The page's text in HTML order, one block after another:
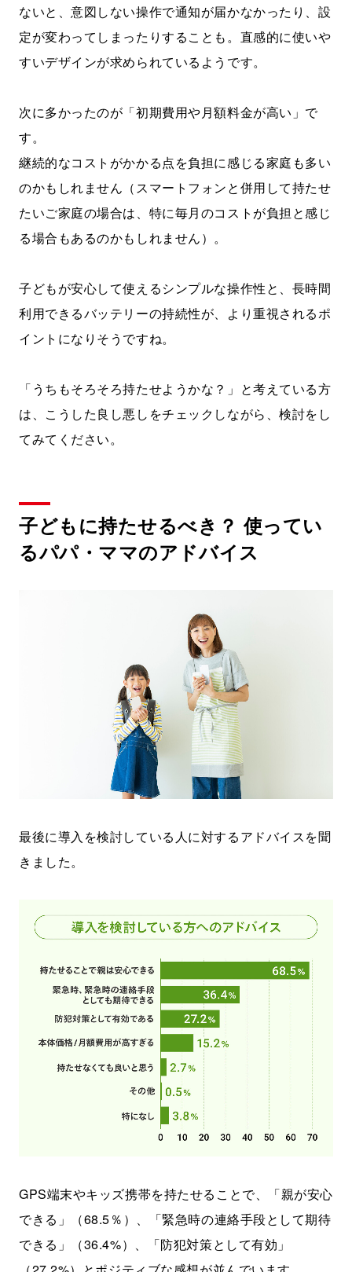
ないと、意図しない操作で通知が届かなかったり、設
定が変わってしまったりすることも。直感的に使いや
すいデザインが求められているようです。
次に多かったのが「初期費用や月額料金が高い」で
す。
継続的なコストがかかる点を負担に感じる家庭も多い
のかもしれません（スマートフォンと併用して持たせ
たいご家庭の場合は、特に毎月のコストが負担と感じ
る場合もあるのかもしれません）。
子どもが安心して使えるシンプルな操作性と、長時間
利用できるバッテリーの持続性が、より重視されるポ
イントになりそうですね。
「うちもそろそろ持たせようかな？」と考えている方
は、こうした良し悪しをチェックしながら、検討をし
てみてください。
子どもに持たせるべき？ 使ってい
るパパ・ママのアドバイス
最後に導入を検討している人に対するアドバイスを聞
きました。
GPS端末やキッズ携帯を持たせることで、「親が安心
できる」（68.5％）、「緊急時の連絡手段として期待
できる」（36.4%）、「防犯対策として有効」